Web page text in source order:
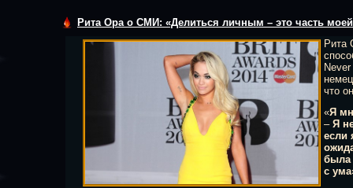
Рита Ора о СМИ: «Делиться личным – это часть
Рита
что
«Я
– Я
если
была
с